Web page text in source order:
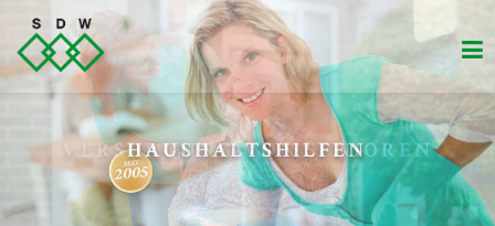
Zum
Inhalt
springen
VERSORGUNG VON SENIOREN